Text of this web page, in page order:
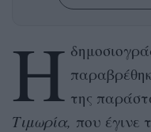
Η της
Τιμωρία, που έγινε